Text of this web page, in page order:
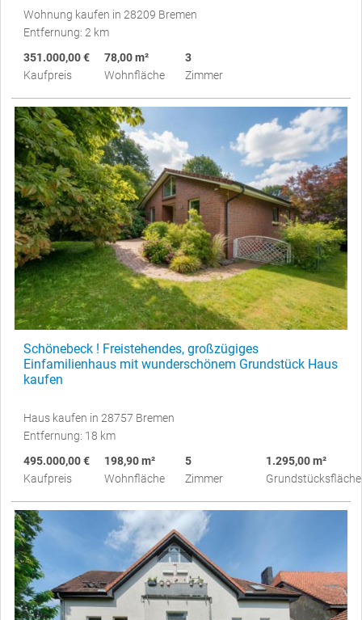
Wohnung kaufen in 28209 Bremen
Entfernung: 2 km
351.000,00 €
Kaufpreis
78,00 m²
Wohnfläche
3
Zimmer
Schönebeck ! Freistehendes, großzügiges
Einfamilienhaus mit wunderschönem Grundstück Haus
kaufen
Haus kaufen in 28757 Bremen
Entfernung: 18 km
495.000,00 €
Kaufpreis
198,90 m²
Wohnfläche
5
Zimmer
1.295,00 m²
Grundstücksfläche